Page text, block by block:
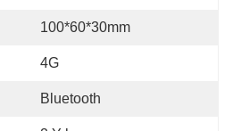
100*60*30mm
4G
Bluetooth